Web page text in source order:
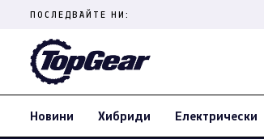
content
(Press
ПОСЛЕДВАЙТЕ НИ:
Новини Хибриди Електрически